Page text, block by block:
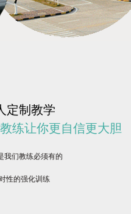
定制教学
练让你更自信更大胆
我们教练必须有的
性的强化训练